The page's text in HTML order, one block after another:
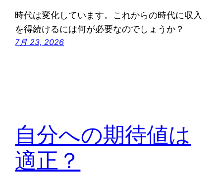
時代は変化しています。これからの時代に収入
を得続けるには何が必要なのでしょうか？
7月 23, 2026
自分への期待値は
適正？